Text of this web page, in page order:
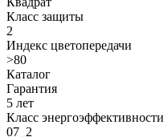
Класс защиты
2
Индекс цветопередачи
>80
Каталог
Гарантия
5 лет
Класс энергоэффективности
07_2